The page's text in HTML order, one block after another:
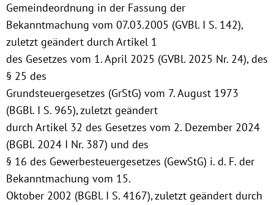
Gemeindeordnung in der Fassung der
Bekanntmachung vom 07.03.2005 (GVBl. I S. 142),
zuletzt geändert durch Artikel 1
des Gesetzes vom 1. April 2025 (GVBl. 2025 Nr. 24), des
§ 25 des
Grundsteuergesetzes (GrStG) vom 7. August 1973
(BGBl. I S. 965), zuletzt geändert
durch Artikel 32 des Gesetzes vom 2. Dezember 2024
(BGBl. 2024 I Nr. 387) und des
§ 16 des Gewerbesteuergesetzes (GewStG) i. d. F. der
Bekanntmachung vom 15.
Oktober 2002 (BGBl. I S. 4167), zuletzt geändert durch